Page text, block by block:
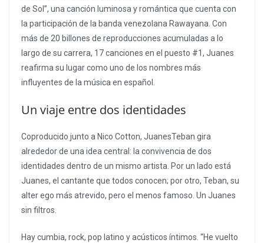
de Sol”, una canción luminosa y romántica que cuenta con
la participación de la banda venezolana Rawayana. Con
más de 20 billones de reproducciones acumuladas a lo
largo de su carrera, 17 canciones en el puesto #1, Juanes
reafirma su lugar como uno de los nombres más
influyentes de la música en español.
Un viaje entre dos identidades
Coproducido junto a Nico Cotton, JuanesTeban gira
alrededor de una idea central: la convivencia de dos
identidades dentro de un mismo artista. Por un lado está
Juanes, el cantante que todos conocen; por otro, Teban, su
alter ego más atrevido, pero el menos famoso. Un Juanes
sin filtros.
Hay cumbia, rock, pop latino y acústicos íntimos. “He vuelto